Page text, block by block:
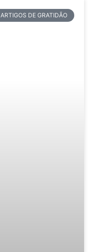
ARTIGOS DE GRATIDÃO